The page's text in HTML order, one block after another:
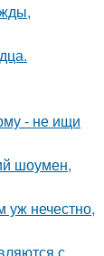
- не ищи
шоумен,
нечестно,